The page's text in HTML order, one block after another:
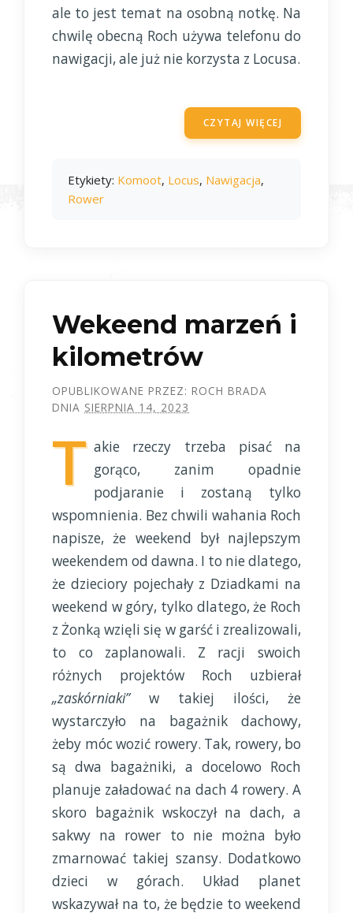
ale to jest temat na osobną notkę. Na
chwilę obecną Roch używa telefonu do
nawigacji, ale już nie korzysta z Locusa.
CZYTAJ WIĘCEJ
Etykiety: Komoot, Locus, Nawigacja,
Rower
Wekeend marzeń i
kilometrów
OPUBLIKOWANE PRZEZ: ROCH BRADA
DNIA SIERPNIA 14, 2023
T akie rzeczy trzeba pisać na
gorąco, zanim opadnie
podjaranie i zostaną tylko
wspomnienia. Bez chwili wahania Roch
napisze, że weekend był najlepszym
weekendem od dawna. I to nie dlatego,
że dzieciory pojechały z Dziadkami na
weekend w góry, tylko dlatego, że Roch
z Żonką wzięli się w garść i zrealizowali,
to co zaplanowali. Z racji swoich
różnych projektów Roch uzbierał
„zaskórniaki”w takiej ilości, że
wystarczyło na bagażnik dachowy,
żeby móc wozić rowery. Tak, rowery, bo
są dwa bagażniki, a docelowo Roch
planuje załadować na dach 4 rowery. A
skoro bagażnik wskoczył na dach, a
sakwy na rower to nie można było
zmarnować takiej szansy. Dodatkowo
dzieci w górach. Układ planet
wskazywał na to, że będzie to weekend